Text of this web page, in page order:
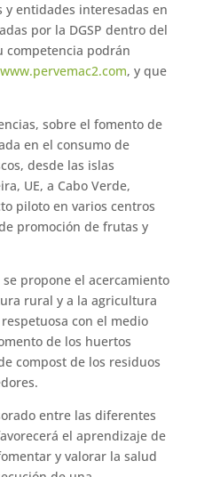
y entidades interesadas en
por la DGSP dentro del
competencia podrán
www.pervemac2.com, y que
sobre el fomento de
en el consumo de
desde las islas
UE, a Cabo Verde,
piloto en varios centros
promoción de frutas y
propone el acercamiento
rural y a la agricultura
con el medio
de los huertos
compost de los residuos
entre las diferentes
el aprendizaje de
y valorar la salud